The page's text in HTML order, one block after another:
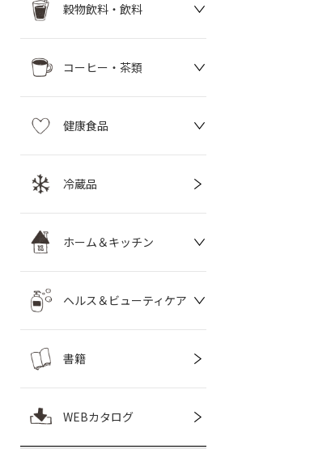
穀物飲料・飲料
コーヒー・茶類
健康食品
冷蔵品
ホーム＆キッチン
ヘルス＆ビューティケア
書籍
WEBカタログ